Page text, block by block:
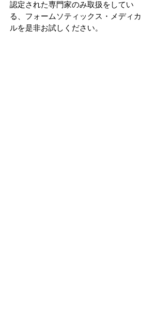
認定された専門家のみ取扱をしてい
る、フォームソティックス・メディカ
ルを是非お試しください。